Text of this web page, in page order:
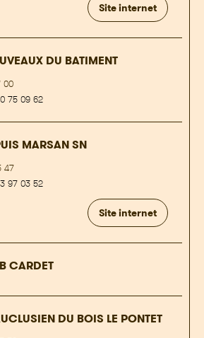
Site internet
DU BATIMENT
00
75 09 62
MARSAN SN
47
97 03 52
Site internet
CARDET
DU BOIS LE PONTET